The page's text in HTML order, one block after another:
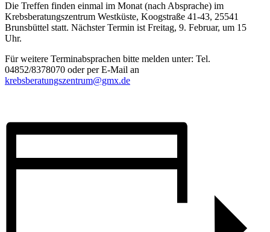
Die Treffen finden einmal im Monat (nach Absprache) im
Krebsberatungszentrum Westküste, Koogstraße 41-43, 25541
Brunsbüttel statt. Nächster Termin ist Freitag, 9. Februar, um 15
Uhr.
Für weitere Terminabsprachen bitte melden unter: Tel.
04852/8378070 oder per E-Mail an
krebsberatungszentrum@gmx.de